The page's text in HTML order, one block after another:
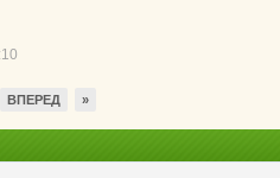
ВПЕРЕД »